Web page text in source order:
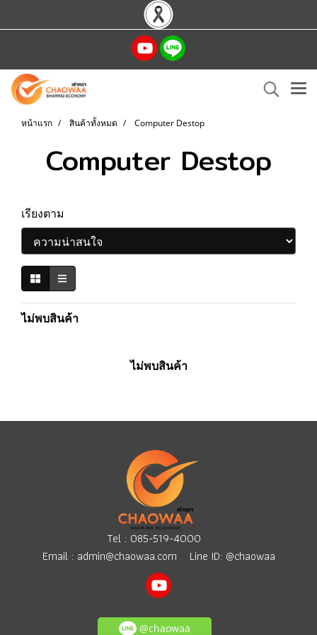
หน้าแรก สินค้าทั้งหมด Computer Destop
Computer Destop
เรียงตาม
ไม่พบสินค้า
ไม่พบสินค้า
Tel : 085-519-4000
Email : admin@chaowaa.com Line ID: @chaowaa
@chaowaa